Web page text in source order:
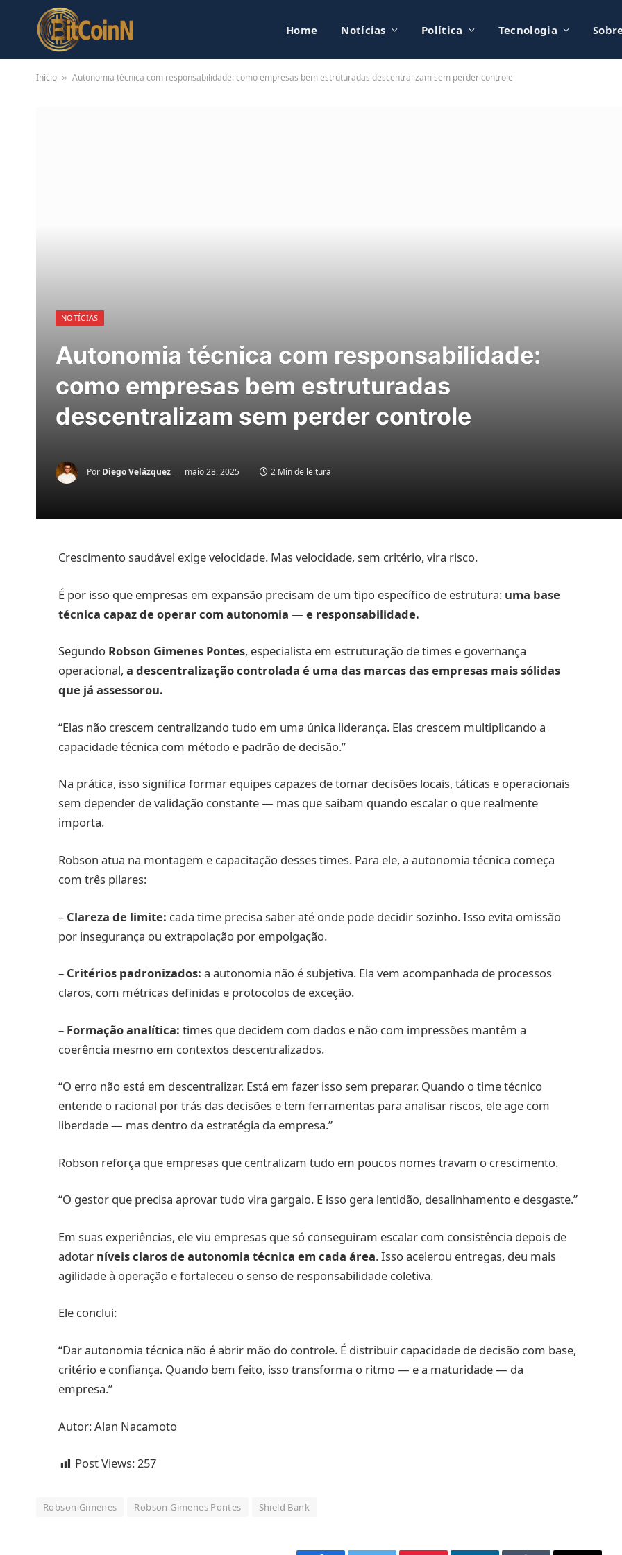
Home Notícias Política Tecnologia
Início » Autonomia técnica com responsabilidade: como empresas bem estruturadas descentralizam sem perder controle
NOTÍCIAS
Autonomia técnica com responsabilidade:
como empresas bem estruturadas
descentralizam sem perder controle
Por Diego Velázquez maio 28, 2025 2 Min de leitura
Crescimento saudável exige velocidade. Mas velocidade, sem critério, vira risco.
É por isso que empresas em expansão precisam de um tipo específico de estrutura: uma base
técnica capaz de operar com autonomia — e responsabilidade.
Segundo Robson Gimenes Pontes, especialista em estruturação de times e governança
operacional,a descentralização controlada é uma das marcas das empresas mais sólidas
que já assessorou.
“Elas não crescem centralizando tudo em uma única liderança. Elas crescem multiplicando a
capacidade técnica com método e padrão de decisão.”
Na prática, isso significa formar equipes capazes de tomar decisões locais, táticas e operacionais
sem depender de validação constante — mas que saibam quando escalar o que realmente
importa.
Robson atua na montagem e capacitação desses times. Para ele, a autonomia técnica começa
com três pilares:
– Clareza de limite: cada time precisa saber até onde pode decidir sozinho. Isso evita omissão
por insegurança ou extrapolação por empolgação.
– Critérios padronizados: a autonomia não é subjetiva. Ela vem acompanhada de processos
claros, com métricas definidas e protocolos de exceção.
– Formação analítica: times que decidem com dados e não com impressões mantêm a
coerência mesmo em contextos descentralizados.
“O erro não está em descentralizar. Está em fazer isso sem preparar. Quando o time técnico
entende o racional por trás das decisões e tem ferramentas para analisar riscos, ele age com
liberdade — mas dentro da estratégia da empresa.”
Robson reforça que empresas que centralizam tudo em poucos nomes travam o crescimento.
“O gestor que precisa aprovar tudo vira gargalo. E isso gera lentidão, desalinhamento e desgaste.”
Em suas experiências, ele viu empresas que só conseguiram escalar com consistência depois de
adotar níveis claros de autonomia técnica em cada área. Isso acelerou entregas, deu mais
agilidade à operação e fortaleceu o senso de responsabilidade coletiva.
Ele conclui:
“Dar autonomia técnica não é abrir mão do controle. É distribuir capacidade de decisão com base,
critério e confiança. Quando bem feito, isso transforma o ritmo — e a maturidade — da
empresa.”
Autor: Alan Nacamoto
Post Views:257
Robson Gimenes Robson Gimenes Pontes Shield Bank